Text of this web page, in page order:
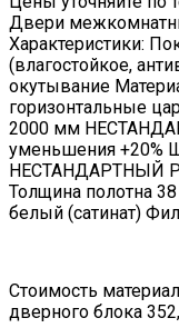
Двери
Характеристики:
(влагостойкое,
окутывание
горизонтальные
2000 мм
уменьшения +20%
НЕСТАНДАРТНЫЙ
Толщина полотна
белый (сатинат)
Стоимость
дверного блока